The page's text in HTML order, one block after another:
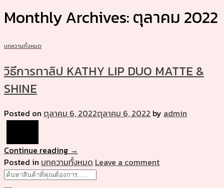
Monthly Archives:ตุลาคม 2022
บทความทั้งหมด
วิธีการทาลิป KATHY LIP DUO MATTE &
SHINE
Posted on ตุลาคม 6, 2022ตุลาคม 6, 2022 by admin
Continue reading →
Posted in บทความทั้งหมด Leave a comment